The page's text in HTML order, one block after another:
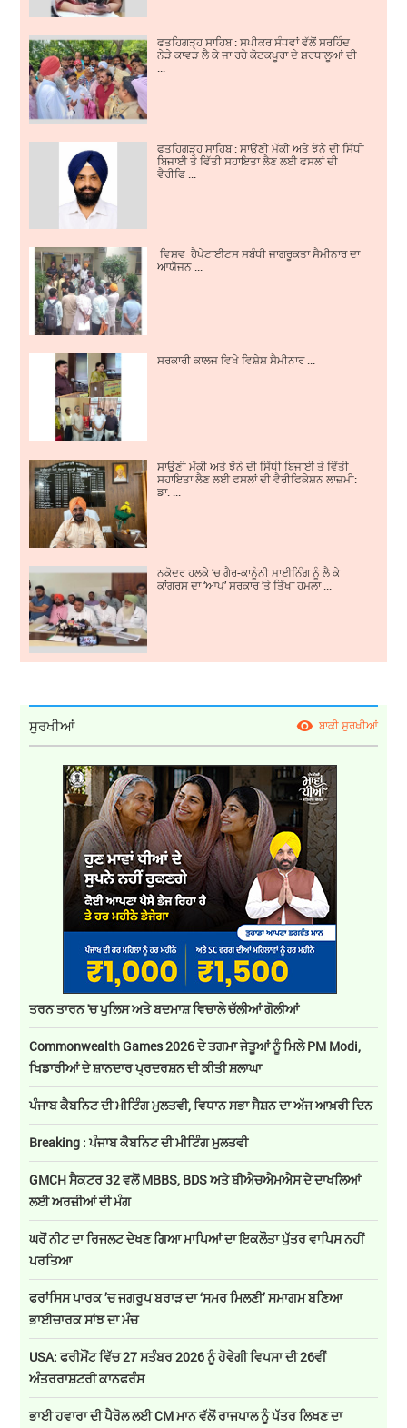
ਫਤਹਿਗੜ੍ਹ ਸਾਹਿਬ : ਸਪੀਕਰ ਸੰਧਵਾਂ ਵੱਲੋਂ ਸਰਹਿੰਦ
ਨੇੜੇ ਕਾਵੜ ਲੈ ਕੇ ਜਾ ਰਹੇ ਕੋਟਕਪੂਰਾ ਦੇ ਸ਼ਰਧਾਲੂਆਂ ਦੀ
ਫਤਹਿਗੜ੍ਹ ਸਾਹਿਬ : ਸਾਉਣੀ ਮੱਕੀ ਅਤੇ ਝੋਨੇ ਦੀ ਸਿੱਧੀ
ਬਿਜਾਈ ਤੇ ਵਿੱਤੀ ਸਹਾਇਤਾ ਲੈਣ ਲਈ ਫਸਲਾਂ ਦੀ
ਵੈਰੀਫਿ ...
ਵਿਸ਼ਵ ਹੈਪੇਟਾਈਟਸ ਸਬੰਧੀ ਜਾਗਰੂਕਤਾ ਸੈਮੀਨਾਰ ਦਾ
ਆਯੋਜਨ ...
ਸਰਕਾਰੀ ਕਾਲਜ ਵਿਖੇ ਵਿਸ਼ੇਸ਼ ਸੈਮੀਨਾਰ ...
ਸਾਉਣੀ ਮੱਕੀ ਅਤੇ ਝੋਨੇ ਦੀ ਸਿੱਧੀ ਬਿਜਾਈ ਤੇ ਵਿੱਤੀ
ਸਹਾਇਤਾ ਲੈਣ ਲਈ ਫਸਲਾਂ ਦੀ ਵੈਰੀਫਿਕੇਸ਼ਨ ਲਾਜ਼ਮੀ:
ਡਾ. ...
ਨਕੋਦਰ ਹਲਕੇ ’ਚ ਗੈਰ-ਕਾਨੂੰਨੀ ਮਾਈਨਿੰਗ ਨੂੰ ਲੈ ਕੇ
ਕਾਂਗਰਸ ਦਾ ‘ਆਪ’ ਸਰਕਾਰ ’ਤੇ ਤਿੱਖਾ ਹਮਲਾ ...
ਸੁਰਖੀਆਂ ਬਾਕੀ ਸੁਰਖੀਆਂ
ਤਰਨ ਤਾਰਨ 'ਚ ਪੁਲਿਸ ਅਤੇ ਬਦਮਾਸ਼ ਵਿਚਾਲੇ ਚੱਲੀਆਂ ਗੋਲੀਆਂ
Commonwealth Games 2026 ਦੇ ਤਗਮਾ ਜੇਤੂਆਂ ਨੂੰ ਮਿਲੇ PM Modi,
ਖਿਡਾਰੀਆਂ ਦੇ ਸ਼ਾਨਦਾਰ ਪ੍ਰਦਰਸ਼ਨ ਦੀ ਕੀਤੀ ਸ਼ਲਾਘਾ
ਪੰਜਾਬ ਕੈਬਨਿਟ ਦੀ ਮੀਟਿੰਗ ਮੁਲਤਵੀ, ਵਿਧਾਨ ਸਭਾ ਸੈਸ਼ਨ ਦਾ ਅੱਜ ਆਖ਼ਰੀ ਦਿਨ
Breaking : ਪੰਜਾਬ ਕੈਬਨਿਟ ਦੀ ਮੀਟਿੰਗ ਮੁਲਤਵੀ
GMCH ਸੈਕਟਰ 32 ਵਲੋਂ MBBS, BDS ਅਤੇ ਬੀਐਚਐਮਐਸ ਦੇ ਦਾਖਲਿਆਂ
ਲਈ ਅਰਜ਼ੀਆਂ ਦੀ ਮੰਗ
ਘਰੋਂ ਨੀਟ ਦਾ ਰਿਜਲਟ ਦੇਖਣ ਗਿਆ ਮਾਪਿਆਂ ਦਾ ਇਕਲੌਤਾ ਪੁੱਤਰ ਵਾਪਿਸ ਨਹੀਂ
ਪਰਤਿਆ
ਫਰਾਂਸਿਸ ਪਾਰਕ ’ਚ ਜਗਰੂਪ ਬਰਾੜ ਦਾ ‘ਸਮਰ ਮਿਲਣੀ’ ਸਮਾਗਮ ਬਣਿਆ
ਭਾਈਚਾਰਕ ਸਾਂਝ ਦਾ ਮੰਚ
USA: ਫਰੀਮੌਂਟ ਵਿੱਚ 27 ਸਤੰਬਰ 2026 ਨੂੰ ਹੋਵੇਗੀ ਵਿਪਸਾ ਦੀ 26ਵੀਂ
ਅੰਤਰਰਾਸ਼ਟਰੀ ਕਾਨਫਰੰਸ
ਭਾਈ ਹਵਾਰਾ ਦੀ ਪੈਰੋਲ ਲਈ CM ਮਾਨ ਵੱਲੋਂ ਰਾਜਪਾਲ ਨੂੰ ਪੱਤਰ ਲਿਖਣ ਦਾ